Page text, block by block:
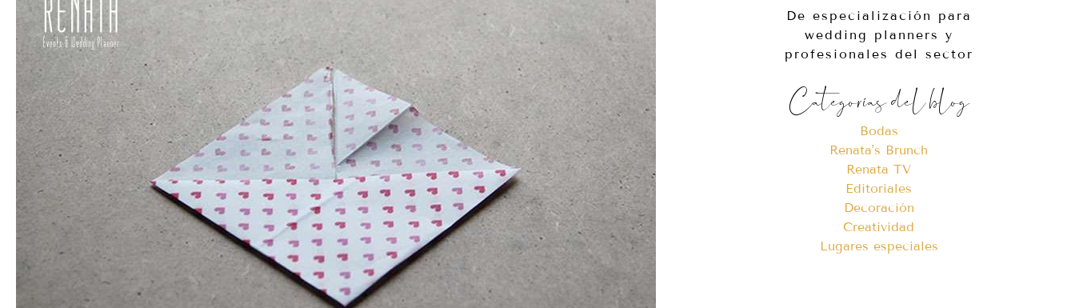
De especialización para
wedding planners y
profesionales del sector
Categorías del blog
Bodas
Renata's Brunch
Renata TV
Editoriales
Decoración
Creatividad
Lugares especiales